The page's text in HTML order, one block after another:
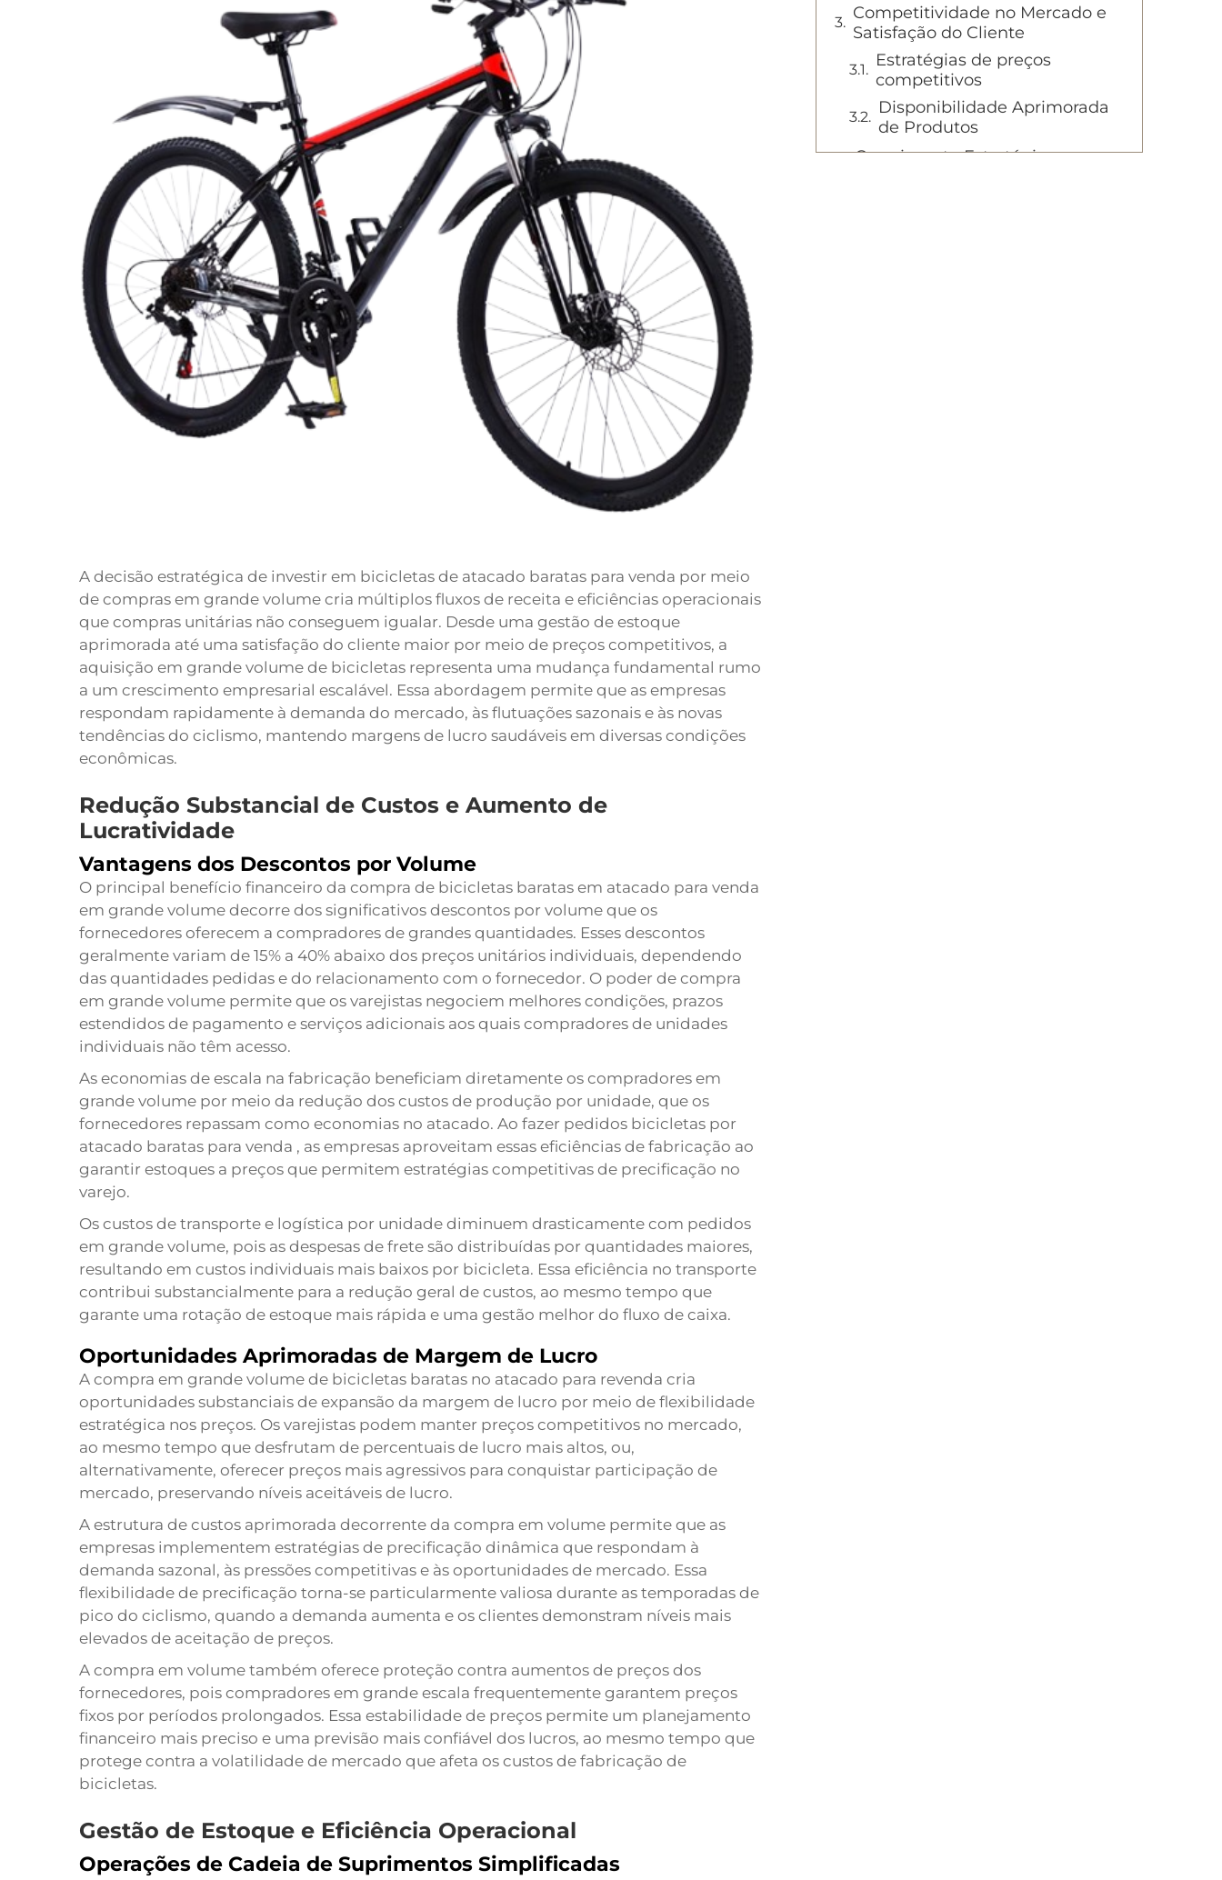
A decisão estratégica de investir em bicicletas de atacado baratas para venda por meio
de compras em grande volume cria múltiplos fluxos de receita e eficiências operacionais
que compras unitárias não conseguem igualar. Desde uma gestão de estoque
aprimorada até uma satisfação do cliente maior por meio de preços competitivos, a
aquisição em grande volume de bicicletas representa uma mudança fundamental rumo
a um crescimento empresarial escalável. Essa abordagem permite que as empresas
respondam rapidamente à demanda do mercado, às flutuações sazonais e às novas
tendências do ciclismo, mantendo margens de lucro saudáveis em diversas condições
econômicas.
Redução Substancial de Custos e Aumento de
Lucratividade
Vantagens dos Descontos por Volume
O principal benefício financeiro da compra de bicicletas baratas em atacado para venda
em grande volume decorre dos significativos descontos por volume que os
fornecedores oferecem a compradores de grandes quantidades. Esses descontos
geralmente variam de 15% a 40% abaixo dos preços unitários individuais, dependendo
das quantidades pedidas e do relacionamento com o fornecedor. O poder de compra
em grande volume permite que os varejistas negociem melhores condições, prazos
estendidos de pagamento e serviços adicionais aos quais compradores de unidades
individuais não têm acesso.
As economias de escala na fabricação beneficiam diretamente os compradores em
grande volume por meio da redução dos custos de produção por unidade, que os
fornecedores repassam como economias no atacado. Ao fazer pedidos bicicletas por
atacado baratas para venda , as empresas aproveitam essas eficiências de fabricação ao
garantir estoques a preços que permitem estratégias competitivas de precificação no
varejo.
Os custos de transporte e logística por unidade diminuem drasticamente com pedidos
em grande volume, pois as despesas de frete são distribuídas por quantidades maiores,
resultando em custos individuais mais baixos por bicicleta. Essa eficiência no transporte
contribui substancialmente para a redução geral de custos, ao mesmo tempo que
garante uma rotação de estoque mais rápida e uma gestão melhor do fluxo de caixa.
Oportunidades Aprimoradas de Margem de Lucro
A compra em grande volume de bicicletas baratas no atacado para revenda cria
oportunidades substanciais de expansão da margem de lucro por meio de flexibilidade
estratégica nos preços. Os varejistas podem manter preços competitivos no mercado,
ao mesmo tempo que desfrutam de percentuais de lucro mais altos, ou,
alternativamente, oferecer preços mais agressivos para conquistar participação de
mercado, preservando níveis aceitáveis de lucro.
A estrutura de custos aprimorada decorrente da compra em volume permite que as
empresas implementem estratégias de precificação dinâmica que respondam à
demanda sazonal, às pressões competitivas e às oportunidades de mercado. Essa
flexibilidade de precificação torna-se particularmente valiosa durante as temporadas de
pico do ciclismo, quando a demanda aumenta e os clientes demonstram níveis mais
elevados de aceitação de preços.
A compra em volume também oferece proteção contra aumentos de preços dos
fornecedores, pois compradores em grande escala frequentemente garantem preços
fixos por períodos prolongados. Essa estabilidade de preços permite um planejamento
financeiro mais preciso e uma previsão mais confiável dos lucros, ao mesmo tempo que
protege contra a volatilidade de mercado que afeta os custos de fabricação de
bicicletas.
Gestão de Estoque e Eficiência Operacional
Operações de Cadeia de Suprimentos Simplificadas
Competitividade no Mercado e
Satisfação do Cliente
Estratégias de preços
competitivos
Disponibilidade Aprimorada
de Produtos
Crescimento Estratégico e